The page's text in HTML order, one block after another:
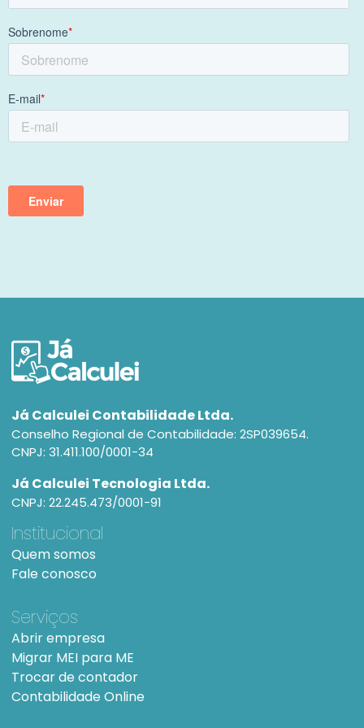
Já Calculei Contabilidade Ltda.
Conselho Regional de Contabilidade: 2SP039654.
CNPJ: 31.411.100/0001-34
Já Calculei Tecnologia Ltda.
CNPJ: 22.245.473/0001-91
Institucional
Quem somos
Fale conosco
Serviços
Abrir empresa
Migrar MEI para ME
Trocar de contador
Contabilidade Online